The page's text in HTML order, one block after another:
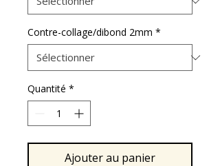
Contre-collage/dibond 2mm *
Quantité *
Ajouter au panier